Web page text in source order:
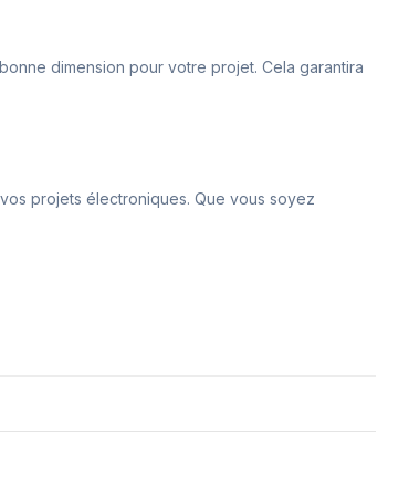
dimension pour votre projet. Cela garantira
projets électroniques. Que vous soyez